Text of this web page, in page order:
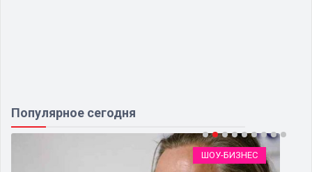
Популярное сегодня
ШОУ-БИЗНЕС